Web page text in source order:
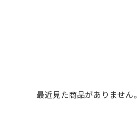
最近見た商品がありません。